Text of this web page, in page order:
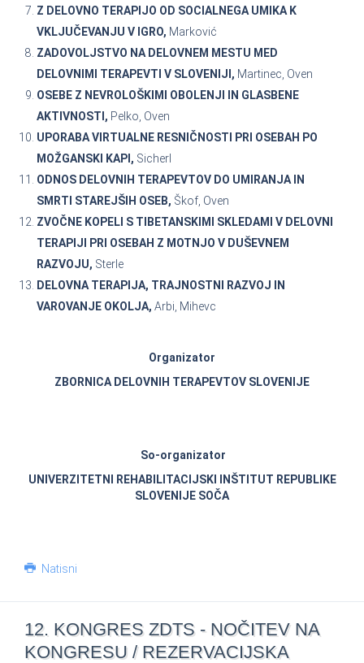
Z DELOVNO TERAPIJO OD SOCIALNEGA UMIKA K
VKLJUČEVANJU V IGRO, Marković
ZADOVOLJSTVO NA DELOVNEM MESTU MED
DELOVNIMI TERAPEVTI V SLOVENIJI, Martinec, Oven
OSEBE Z NEVROLOŠKIMI OBOLENJI IN GLASBENE
AKTIVNOSTI, Pelko, Oven
UPORABA VIRTUALNE RESNIČNOSTI PRI OSEBAH PO
MOŽGANSKI KAPI, Sicherl
ODNOS DELOVNIH TERAPEVTOV DO UMIRANJA IN
SMRTI STAREJŠIH OSEB, Škof, Oven
ZVOČNE KOPELI S TIBETANSKIMI SKLEDAMI V DELOVNI
TERAPIJI PRI OSEBAH Z MOTNJO V DUŠEVNEM
RAZVOJU, Sterle
DELOVNA TERAPIJA, TRAJNOSTNI RAZVOJ IN
VAROVANJE OKOLJA, Arbi, Mihevc
Organizator
ZBORNICA DELOVNIH TERAPEVTOV SLOVENIJE
So-organizator
UNIVERZITETNI REHABILITACIJSKI INŠTITUT REPUBLIKE
SLOVENIJE SOČA
Natisni
12. KONGRES ZDTS - NOČITEV NA
KONGRESU / REZERVACIJSKA